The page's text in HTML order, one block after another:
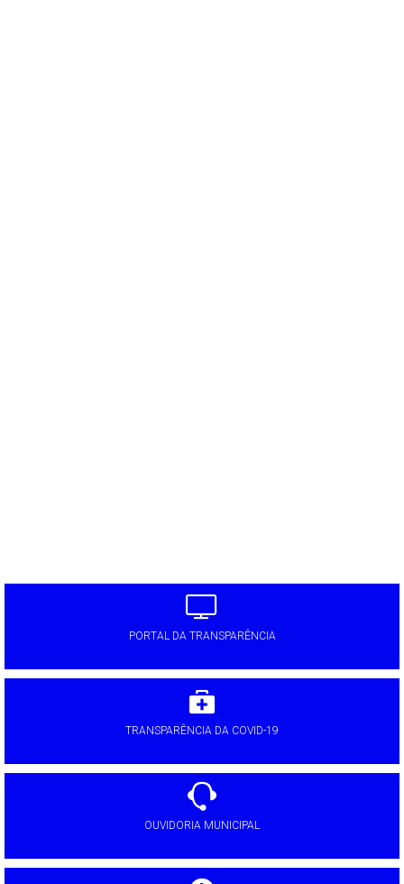
PORTAL DA TRANSPARÊNCIA
TRANSPARÊNCIA DA COVID-19
OUVIDORIA MUNICIPAL